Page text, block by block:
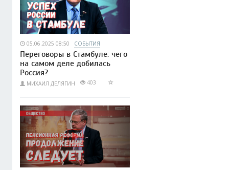
05.06.2025 08:50 СОБЫТИЯ
Переговоры в Стамбуле: чего
на самом деле добилась
Россия?
МИХАИЛ ДЕЛЯГИН 403